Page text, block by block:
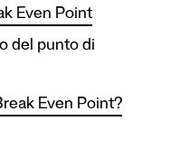
Even Point
del punto di
Even Point?